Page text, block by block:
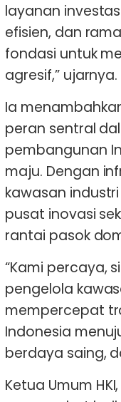
layanan
efisien, dan
fondasi untuk
agresif,” ujarnya.
Ia
peran sentral
pembangunan
maju. Dengan
kawasan
pusat inovasi
rantai pasok
“Kami percaya,
pengelola
mempercepat
Indonesia
berdaya saing,
Ketua Umum